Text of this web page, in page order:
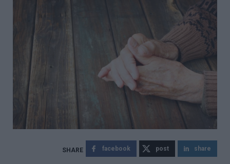
facebook post share